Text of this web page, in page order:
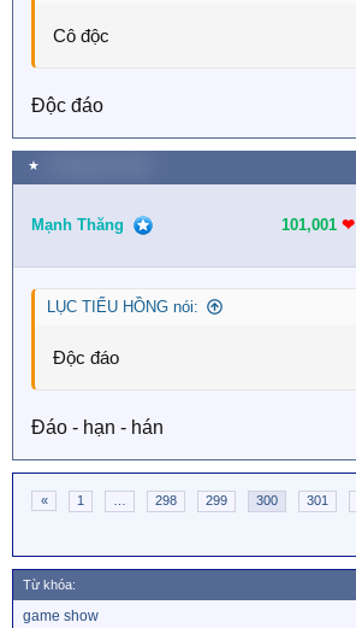
Cô độc
Độc đáo
★
Mạnh Thăng 101,001 ❤︎
LỤC TIỂU HỒNG nói:
Độc đáo
Đáo - hạn - hán
« 1 298 299 300 301
Từ khóa:
game show